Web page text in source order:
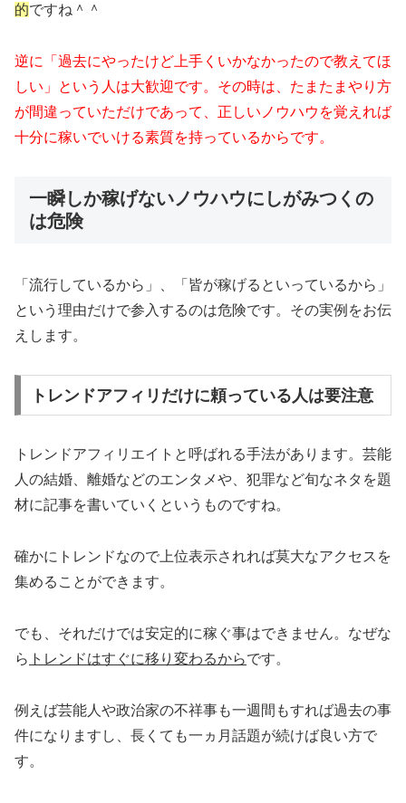
的ですね＾＾
逆に「過去にやったけど上手くいかなかったので教えてほ
しい」という人は大歓迎です。その時は、たまたまやり方
が間違っていただけであって、正しいノウハウを覚えれば
十分に稼いでいける素質を持っているからです。
一瞬しか稼げないノウハウにしがみつくの
は危険
「流行しているから」、「皆が稼げるといっているから」
という理由だけで参入するのは危険です。その実例をお伝
えします。
トレンドアフィリだけに頼っている人は要注意
トレンドアフィリエイトと呼ばれる手法があります。芸能
人の結婚、離婚などのエンタメや、犯罪など旬なネタを題
材に記事を書いていくというものですね。
確かにトレンドなので上位表示されれば莫大なアクセスを
集めることができます。
でも、それだけでは安定的に稼ぐ事はできません。なぜな
ら トレンドはすぐに移り変わるからです。
例えば芸能人や政治家の不祥事も一週間もすれば過去の事
件になりますし、長くても一ヵ月話題が続けば良い方で
す。